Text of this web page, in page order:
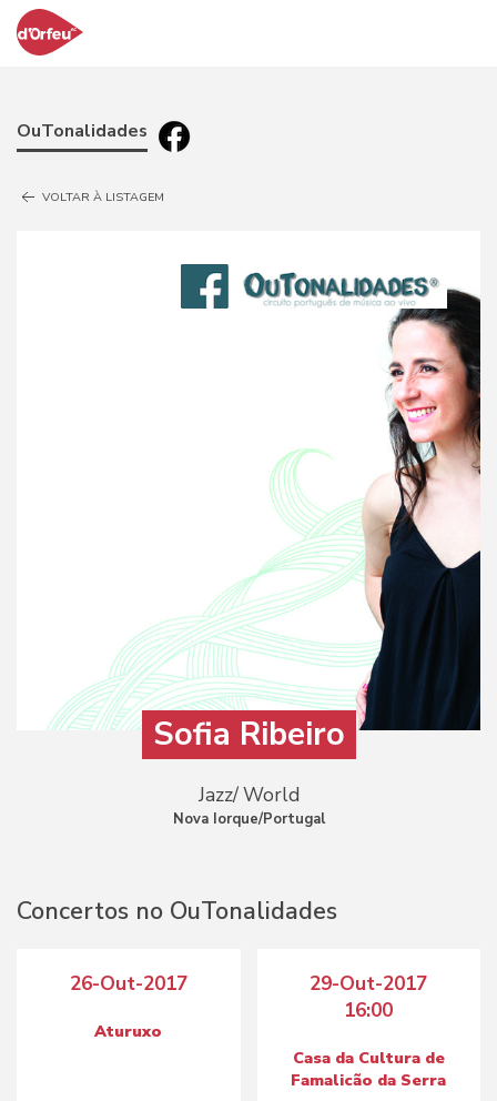
OuTonalidades
VOLTAR À LISTAGEM
Sofia Ribeiro
Jazz/ World
Nova Iorque/Portugal
Concertos no OuTonalidades
26-Out-2017
Aturuxo
29-Out-2017
16:00
Casa da Cultura de
Famalicão da Serra